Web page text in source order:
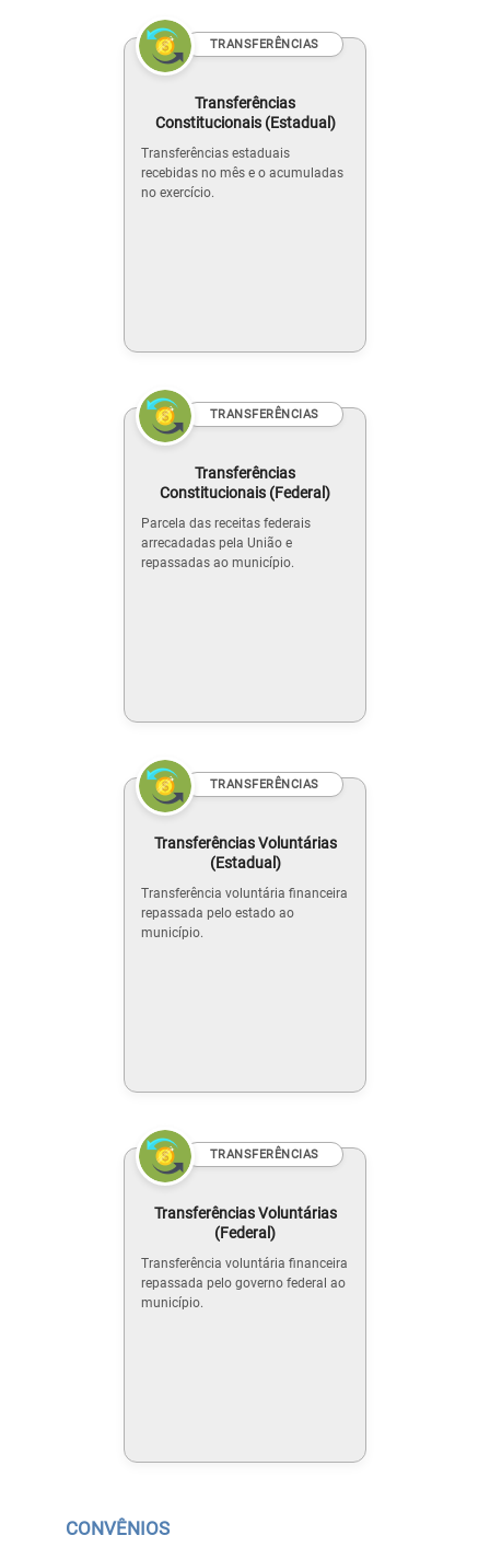
TRANSFERÊNCIAS
Transferências
Constitucionais (Estadual)
Transferências estaduais
recebidas no mês e o acumuladas
no exercício.
TRANSFERÊNCIAS
Transferências
Constitucionais (Federal)
Parcela das receitas federais
arrecadadas pela União e
repassadas ao município.
TRANSFERÊNCIAS
Transferências Voluntárias
(Estadual)
Transferência voluntária financeira
repassada pelo estado ao
município.
TRANSFERÊNCIAS
Transferências Voluntárias
(Federal)
Transferência voluntária financeira
repassada pelo governo federal ao
município.
CONVÊNIOS